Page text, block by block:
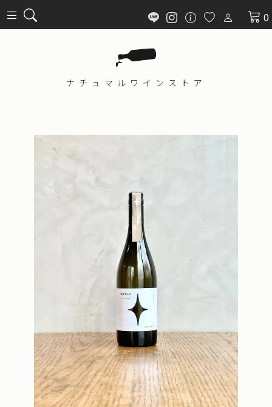
0
ナチュマル ワインストア